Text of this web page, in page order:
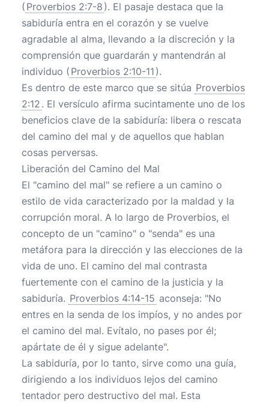
( Proverbios 2:7-8 ). El pasaje destaca que la
sabiduría entra en el corazón y se vuelve
agradable al alma, llevando a la discreción y la
comprensión que guardarán y mantendrán al
individuo ( Proverbios 2:10-11 ).
Es dentro de este marco que se sitúa Proverbios
2:12 . El versículo afirma sucintamente uno de los
beneficios clave de la sabiduría: libera o rescata
del camino del mal y de aquellos que hablan
cosas perversas.
Liberación del Camino del Mal
El "camino del mal" se refiere a un camino o
estilo de vida caracterizado por la maldad y la
corrupción moral. A lo largo de Proverbios, el
concepto de un "camino" o "senda" es una
metáfora para la dirección y las elecciones de la
vida de uno. El camino del mal contrasta
fuertemente con el camino de la justicia y la
sabiduría. Proverbios 4:14-15 aconseja: "No
entres en la senda de los impíos, y no andes por
el camino del mal. Evítalo, no pases por él;
apártate de él y sigue adelante".
La sabiduría, por lo tanto, sirve como una guía,
dirigiendo a los individuos lejos del camino
tentador pero destructivo del mal. Esta